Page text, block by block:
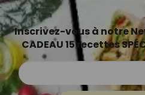
Inscrivez-vous à notre
CADEAU 15 recettes